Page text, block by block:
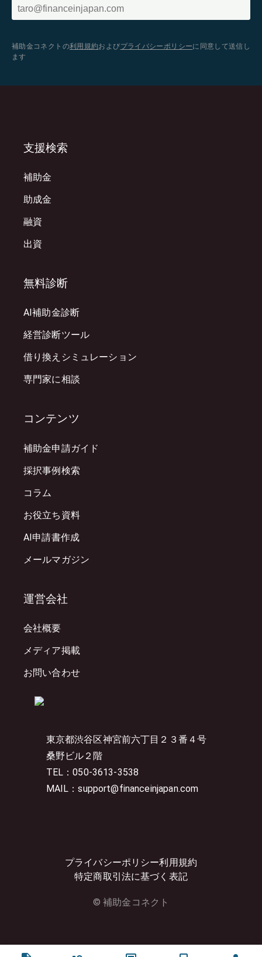
補助金コネクトの利用規約およびプライバシーポリシーに同意して送信し
ます
東京都渋谷区神宮前六丁目２３番４号
桑野ビル２階
TEL：050-3613-3538
MAIL：support@financeinjapan.com
プライバシーポリシー利用規約
特定商取引法に基づく表記
© 補助金コネクト
支援検索
補助金
助成金
融資
出資
無料診断
AI補助金診断
経営診断ツール
借り換えシミュレーション
専門家に相談
コンテンツ
補助金申請ガイド
採択事例検索
コラム
お役立ち資料
AI申請書作成
メールマガジン
運営会社
会社概要
メディア掲載
お問い合わせ